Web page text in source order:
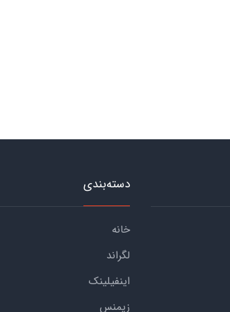
دسته‌بندی
خانه
لگراند
اینفیلینک
زیمنس